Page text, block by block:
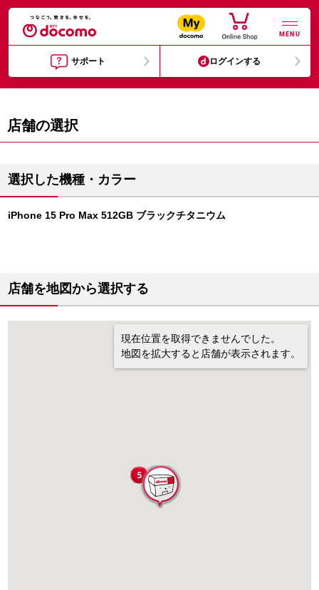
MENU
サポート ログインする
店舗の選択
選択した機種・カラー
iPhone 15 Pro Max 512GB ブラックチタニウム
店舗を地図から選択する
現在位置を取得できませんでした。
地図を拡大すると店舗が表示されます。